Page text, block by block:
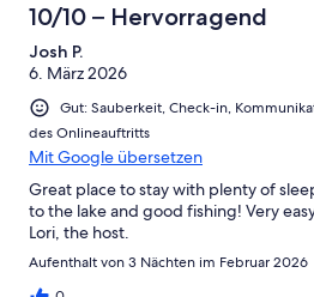
10/10 – Hervorragend
Josh P.
6. März 2026
Gut: Sauberkeit, Check-in,
des Onlineauftritts
Mit Google übersetzen
Great place to stay with plenty of
to the lake and good fishing! Very
Lori, the host.
Aufenthalt von 3 Nächten im Februar 2026